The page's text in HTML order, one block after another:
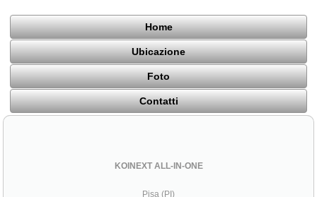
Home
Ubicazione
Foto
Contatti
KOINEXT ALL-IN-ONE
Pisa (PI)